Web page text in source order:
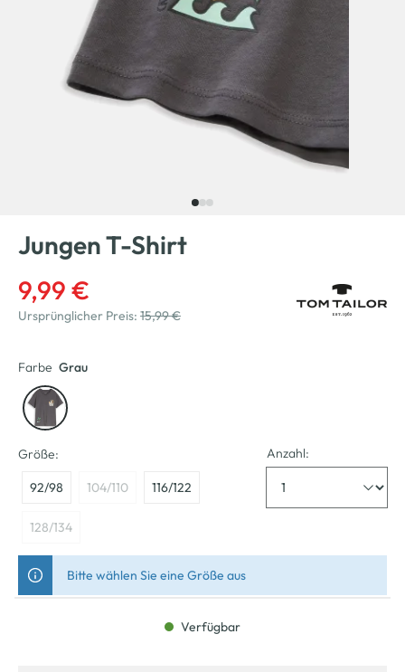
Jungen T-Shirt
9,99 €
Ursprünglicher Preis: 15,99 €
Farbe Grau
Größe:
92/98 104/110 116/122
128/134
Anzahl:
Bitte wählen Sie eine Größe aus
Verfügbar